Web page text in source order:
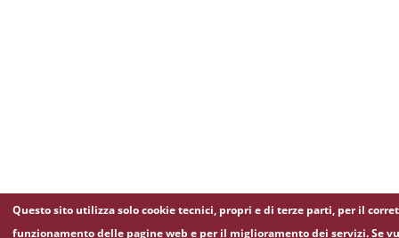
Questo sito utilizza solo cookie tecnici, propri e di terze parti, per il
funzionamento delle pagine web e per il miglioramento dei servizi. Se